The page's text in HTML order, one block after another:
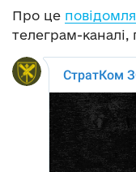
Про це
телеграм-